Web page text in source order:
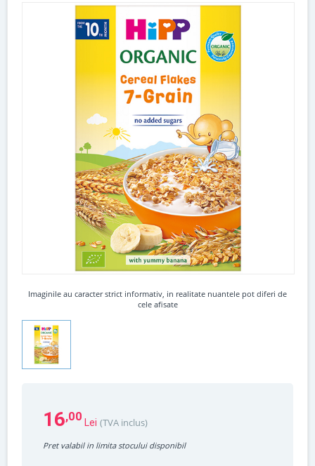
Imaginile au caracter strict informativ, in realitate nuantele pot diferi de
cele afisate
16,00 Lei (TVA inclus)
Pret valabil in limita stocului disponibil